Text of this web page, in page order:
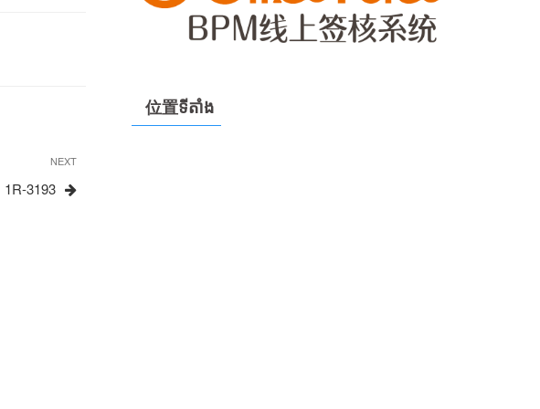
Next
Post
NEXT
1R-3193
位置ទីតាំង